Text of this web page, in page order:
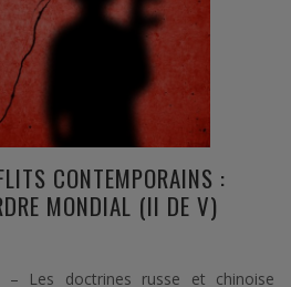
CONTEMPORAINS :
MONDIAL (II DE V)
Les doctrines russe et chinoise